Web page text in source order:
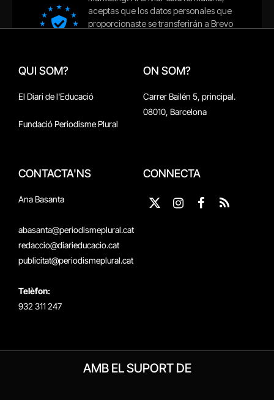
QUI SOM?
El Diari de l'Educació
Fundació Periodisme Plural
ON SOM?
Carrer Bailén 5, principal.
08010, Barcelona
CONTACTA'NS
Ana Basanta
abasanta@periodismeplural.cat
redaccio@diarieducacio.cat
publicitat@periodismeplural.cat
Telèfon:
932 311 247
CONNECTA
X
InstagramFacebook
RSS
AMB EL SUPORT DE